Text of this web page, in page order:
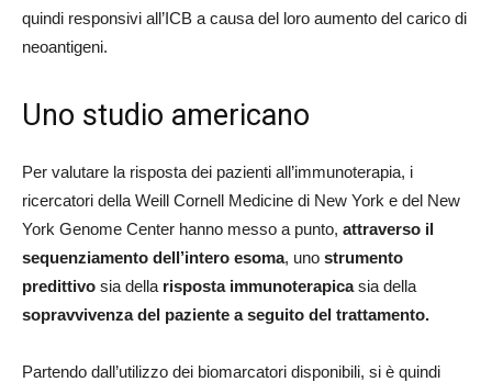
quindi responsivi all’ICB a causa del loro aumento del carico di
neoantigeni.
Uno studio americano
Per valutare la risposta dei pazienti all’immunoterapia, i
ricercatori della Weill Cornell Medicine di New York e del New
York Genome Center hanno messo a punto, attraverso il
sequenziamento dell’intero esoma, uno strumento
predittivo sia della risposta immunoterapicasia della
sopravvivenza del paziente a seguito del trattamento.
Partendo dall’utilizzo dei biomarcatori disponibili, si è quindi